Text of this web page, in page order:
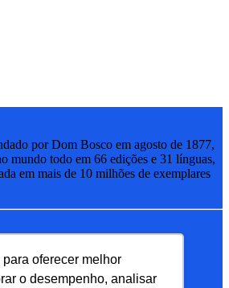
oferecer melhor
o desempenho, analisar
por Dom Bosco em agosto de 1877,
mundo todo em 66 edições e 31 línguas,
em mais de 10 milhões de exemplares
Brasil